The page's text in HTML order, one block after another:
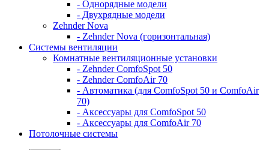
- Однорядные модели
- Двухрядные модели
Zehnder Nova
- Zehnder Nova (горизонтальная)
Системы вентиляции
Комнатные вентиляционные установки
- Zehnder ComfoSpot 50
- Zehnder ComfoAir 70
- Автоматика (для ComfoSpot 50 и ComfoAir
70)
- Аксессуары для ComfoSpot 50
- Аксессуары для ComfoAir 70
Потолочные системы